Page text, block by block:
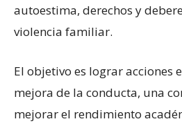
autoestima, derechos y
violencia familiar.
El objetivo es lograr acciones
mejora de la conducta, una
mejorar el rendimiento